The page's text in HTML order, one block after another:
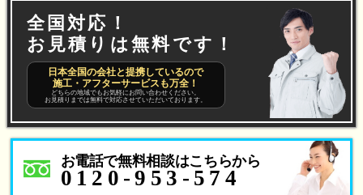
全国対応！
お見積りは無料です！
日本全国の会社と提携しているので
施工・アフターサービスも万全！
どちらの地域でもお気軽にお問い合わせください。
お見積りまでは無料で対応させていただいております。
お電話で無料相談はこちらから
0120-953-574